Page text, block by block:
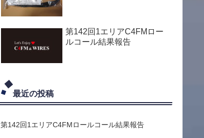
第142回1エリアC4FMロー
ルコール結果報告
最近の投稿
第142回1エリアC4FMロールコール結果報告